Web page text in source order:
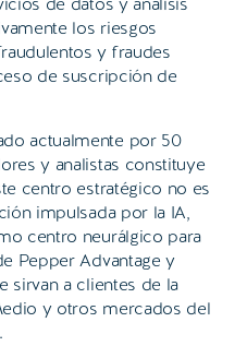
los riesgos
y fraudes
de suscripción de
actualmente por 50
y analistas constituye
centro estratégico no es
impulsada por la IA,
centro neurálgico para
Pepper Advantage y
sirvan a clientes de la
y otros mercados del